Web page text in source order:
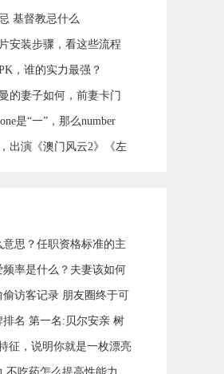
钱有势
基督教忌什么
安装步骤，看这些流程
，谁的实力最强？
的妻子如何，前妻卡门
悔是“一”，那么number
出演《澳门风云2》《左
思？任职资格标准的主
率是什么？夫妻该如何
性生活频率
访客记录 朋友圈终于可
名 第一名:贝尔安亲 树
征，说明你就是一枚漂亮